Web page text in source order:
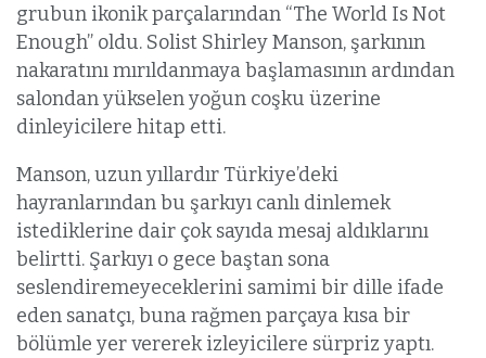
grubun ikonik parçalarından “The World Is Not
Enough” oldu. Solist Shirley Manson, şarkının
nakaratını mırıldanmaya başlamasının ardından
salondan yükselen yoğun coşku üzerine
dinleyicilere hitap etti.
Manson, uzun yıllardır Türkiye’deki
hayranlarından bu şarkıyı canlı dinlemek
istediklerine dair çok sayıda mesaj aldıklarını
belirtti. Şarkıyı o gece baştan sona
seslendiremeyeceklerini samimi bir dille ifade
eden sanatçı, buna rağmen parçaya kısa bir
bölümle yer vererek izleyicilere sürpriz yaptı.